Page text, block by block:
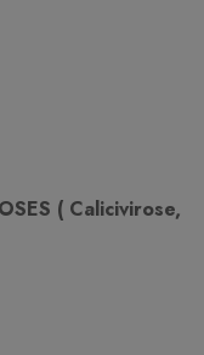
( Calicivirose,